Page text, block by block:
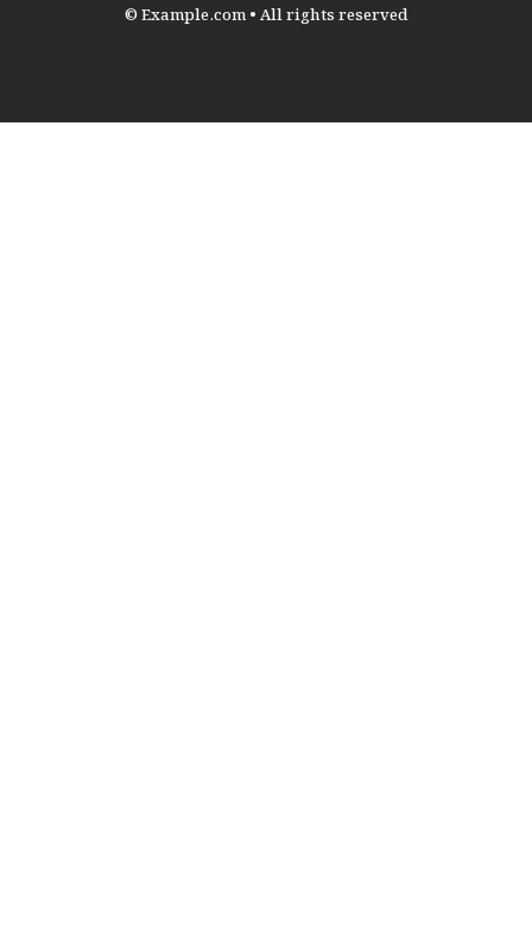
© Example.com • All rights reserved